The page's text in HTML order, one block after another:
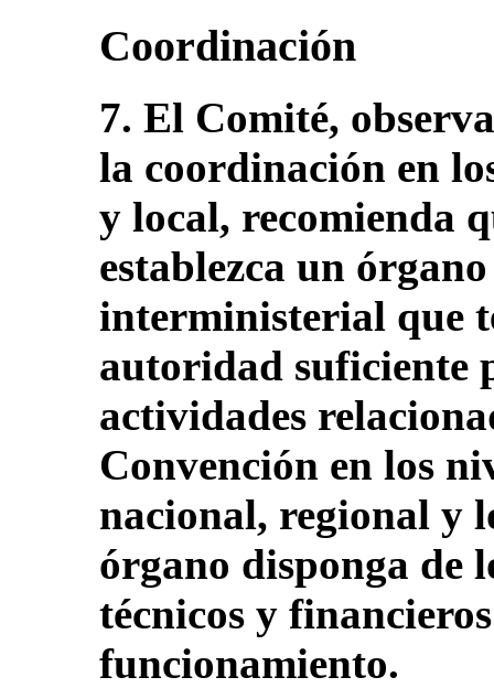
Coordinación
7. El Comité,
la coordinación en
y local, recomienda
establezca un
interministerial que
autoridad suficiente
actividades
Convención en los
nacional, regional y
órgano disponga de
técnicos y
funcionamiento.